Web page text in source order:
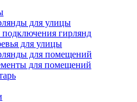
для улицы
гирлянд
для улицы
для помещений
для помещений